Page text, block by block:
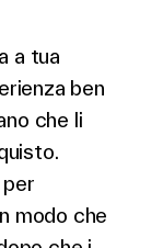
a tua
ben
che li
modo che